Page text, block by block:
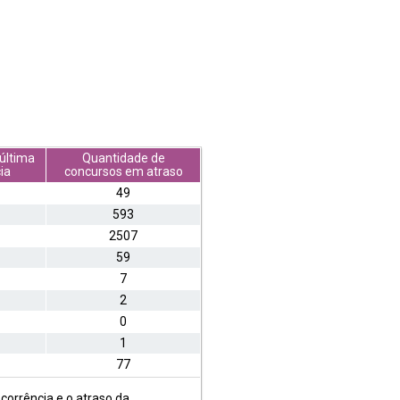
Quantidade de
concursos em atraso
49
593
2507
59
7
2
0
1
77